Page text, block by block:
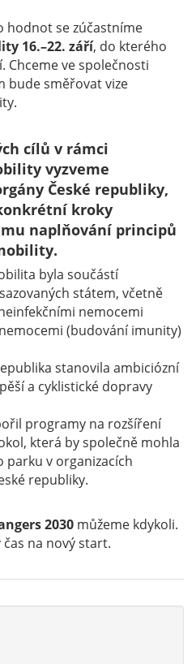
hodnot se zúčastníme
16.–22. září, do kterého
Chceme ve společnosti
bude směřovat vize
cílů v rámci
vyzveme
České republiky,
kroky
naplňování principů
byla součástí
státem, včetně
nemocemi
(budování imunity)
stanovila ambiciózní
a cyklistické dopravy
programy na rozšíření
která by společně mohla
parku v organizacích
republiky.
2030 můžeme kdykoli.
na nový start.